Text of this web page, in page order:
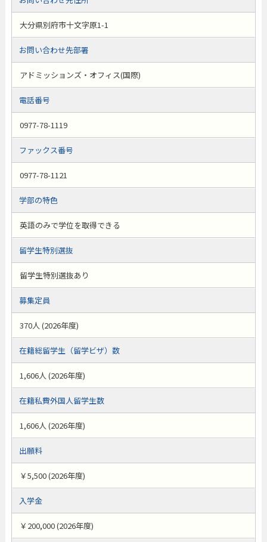
大分県別府市十文字原1-1
お問い合わせ先部署
アドミッションズ・オフィス(国際)
電話番号
0977-78-1119
ファックス番号
0977-78-1121
学部の特色
英語のみで学位を取得できる
留学生特別選抜
留学生特別選抜あり
募集定員
370人 (2026年度)
在籍総留学生（留学ビザ）数
1,606人 (2026年度)
在籍私費外国人留学生数
1,606人 (2026年度)
出願料
￥5,500 (2026年度)
入学金
￥200,000 (2026年度)